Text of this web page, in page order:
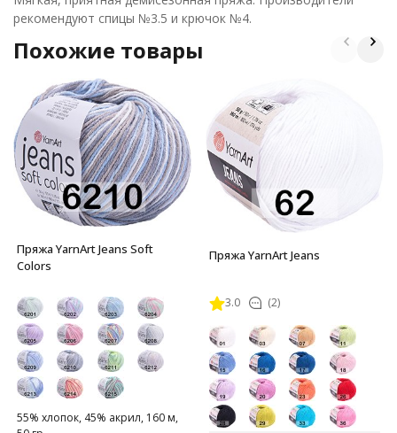
рекомендуют спицы №3.5 и крючок №4.
Похожие товары
Пряжа YarnArt Jeans Soft
Colors
55% хлопок, 45% акрил, 160 м,
Пряжа YarnArt Jeans
3.0 (2)